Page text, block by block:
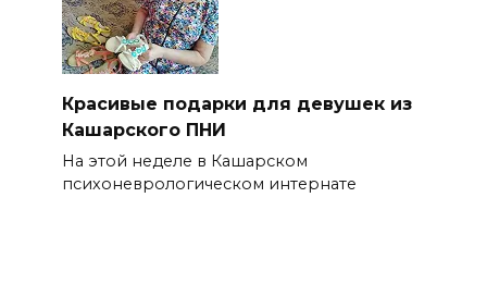
Красивые подарки для девушек из
Кашарского ПНИ
На этой неделе в Кашарском
психоневрологическом интернате